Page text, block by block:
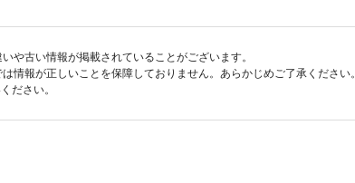
や古い情報が掲載されていることがございます。
情報が正しいことを保障しておりません。あらかじめご了承ください。
ださい。